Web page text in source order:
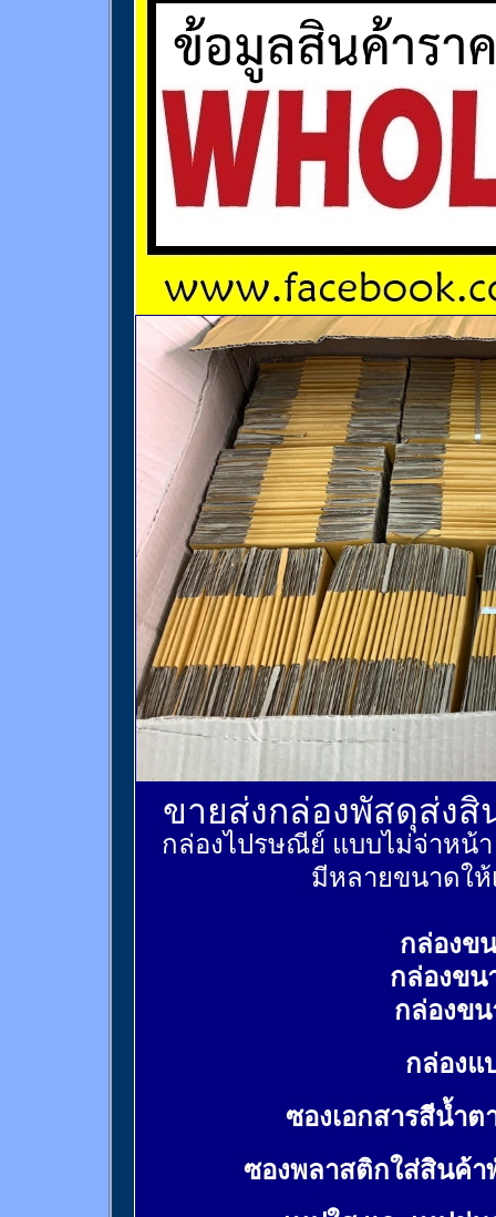
ขายส่งกล่องพัสดุส่ง
กล่องไปรษณีย์ แบบไม่จ่าหน้
มีหลายขนาดให้
กล่องข
กล่องขน
กล่องข
กล่องแ
ซองเอกสารสีน้ำต
ซองพลาสติกใส่สินค้า